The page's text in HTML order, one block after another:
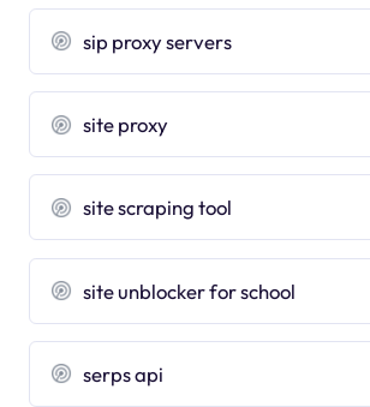
sip proxy servers
site proxy
site scraping tool
site unblocker for school
serps api